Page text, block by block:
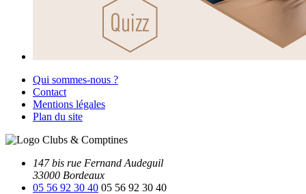
Qui sommes-nous ?
Contact
Mentions légales
Plan du site
147 bis rue Fernand Audeguil
33000 Bordeaux
05 56 92 30 40 05 56 92 30 40